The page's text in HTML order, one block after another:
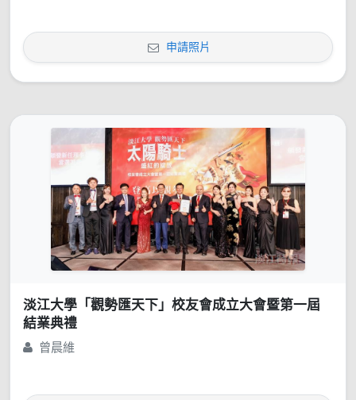
申請照片
淡江大學「觀勢匯天下」校友會成立大會暨第一屆
結業典禮
曾晨維